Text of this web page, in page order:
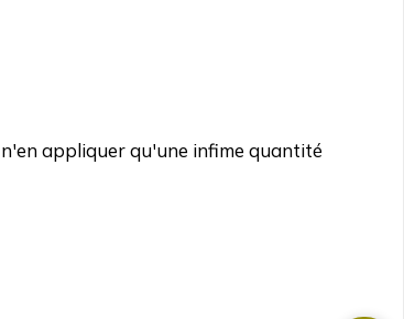
appliquer qu'une infime quantité